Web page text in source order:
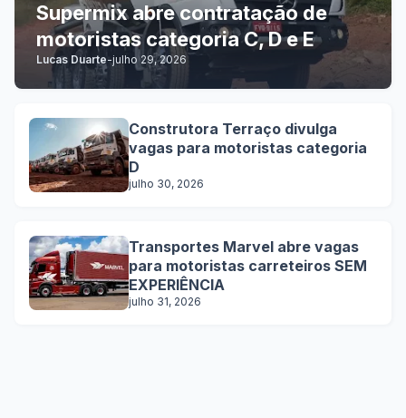
Supermix abre contratação de
motoristas categoria C, D e E
Lucas Duarte-julho 29, 2026
Construtora Terraço divulga
vagas para motoristas categoria
D
julho 30, 2026
Transportes Marvel abre vagas
para motoristas carreteiros SEM
EXPERIÊNCIA
julho 31, 2026